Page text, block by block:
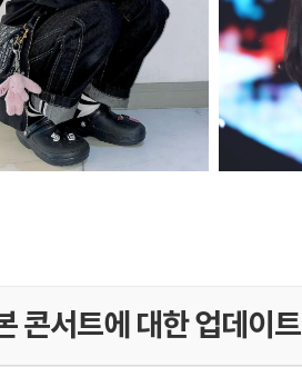
콘서트에 대한 업데이트